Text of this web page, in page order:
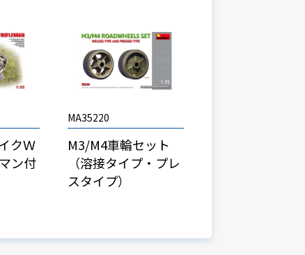
クＷ
ン付
MA35220
M3/M4車輪セット
（溶接タイプ・プレ
スタイプ）